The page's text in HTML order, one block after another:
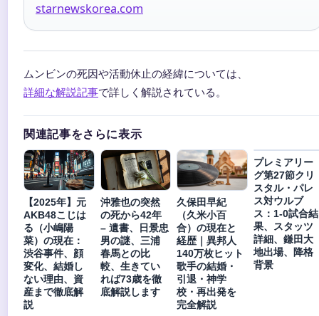
starnewskorea.com
ムンビンの死因や活動休止の経緯については、
詳細な解説記事で詳しく解説されている。
関連記事をさらに表示
【2025年】元
AKB48こじは
る（小嶋陽
菜）の現在：
渋谷事件、顔
変化、結婚し
ない理由、資
産まで徹底解
説
沖雅也の突然
の死から42年
– 遺書、日景忠
男の謎、三浦
春馬との比
較、生きてい
れば73歳を徹
底解説します
久保田早紀
（久米小百
合）の現在と
経歴｜異邦人
140万枚ヒット
歌手の結婚・
引退・神学
校・再出発を
完全解説
プレミアリー
グ第27節クリ
スタル・パレ
ス対ウルブ
ス：1-0試合結
果、スタッツ
詳細、鎌田大
地出場、降格
背景